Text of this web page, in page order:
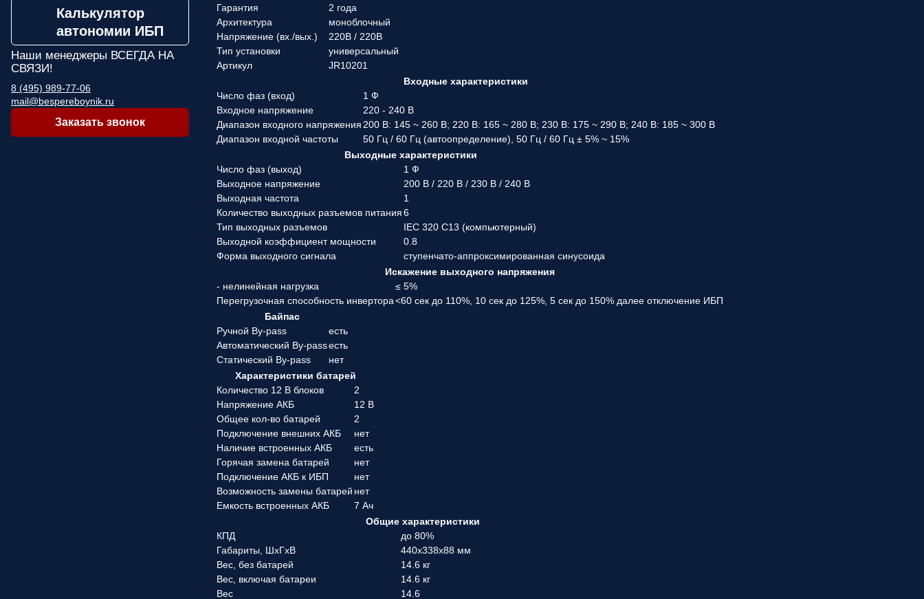
Калькулятор
автономии ИБП
Наши менеджеры ВСЕГДА НА
СВЯЗИ!
8 (495) 989-77-06
mail@bespereboynik.ru
Заказать звонок
Гарантия
2 года
Архитектура
моноблочный
Напряжение (вx./вых.)
220В / 220В
Тип установки
универсальный
Артикул
JR10201
Входные характеристики
Число фаз (вход)
1 Ф
Входное напряжение
220 - 240 В
Диапазон входного напряжения 200 В: 145 ~ 260 В; 220 В: 165 ~ 280 В; 230 В: 175 ~ 290 В; 240 В: 185 ~ 300 В
Диапазон входной частоты
50 Гц / 60 Гц (автоопределение), 50 Гц / 60 Гц ± 5% ~ 15%
Выходные характеристики
Число фаз (выход)
1 Ф
Выходное напряжение
200 В / 220 В / 230 В / 240 В
Выходная частота
1
Количество выходных разъемов питания 6
Тип выходных разъемов
IEC 320 C13 (компьютерный)
Выходной коэффициент мощности
0.8
Форма выходного сигнала
ступенчато-аппроксимированная синусоида
Искажение выходного напряжения
- нелинейная нагрузка
≤ 5%
Перегрузочная способность инвертора <60 сек до 110%, 10 сек до 125%, 5 сек до 150% далее отключение ИБП
Байпас
Ручной By-pass
есть
Автоматический By-passесть
Статический By-pass
нет
Характеристики батарей
Количество 12 В блоков
2
Напряжение АКБ
12 В
Общее кол-во батарей
2
Подключение внешних АКБ
нет
Наличие встроенных АКБ
есть
Горячая замена батарей
нет
Подключение АКБ к ИБП
нет
Возможность замены батарей нет
Емкость встроенных АКБ
7 Ач
Общие характеристики
КПД
до 80%
Габариты, ШхГхВ
440х338х88 мм
Вес, без батарей
14.6 кг
Вес, включая батареи
14.6 кг
Вес
14.6